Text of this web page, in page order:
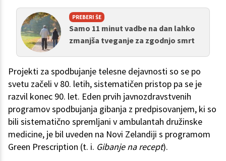
PREBERI ŠE
Samo 11 minut vadbe na dan lahko
zmanjša tveganje za zgodnjo smrt
Projekti za spodbujanje telesne dejavnosti so se po
svetu začeli v 80. letih, sistematičen pristop pa se je
razvil konec 90. let. Eden prvih javnozdravstvenih
programov spodbujanja gibanja z predpisovanjem, ki so
bili sistematično spremljani v ambulantah družinske
medicine, je bil uveden na Novi Zelandiji s programom
Green Prescription (t. i. Gibanje na recept).